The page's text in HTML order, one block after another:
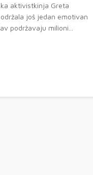
aktivistkinja Greta
još jedan emotivan
podržavaju milioni...